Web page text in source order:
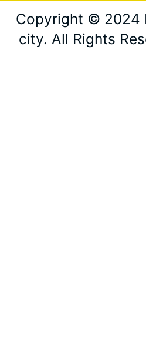
Copyright © 2024
city. All Rights